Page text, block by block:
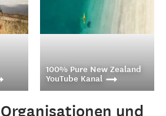
Qualmark – das offizielle
neuseländische
Qualitätssiegel.
100% Pure New Zealand
YouTube Kanal
und